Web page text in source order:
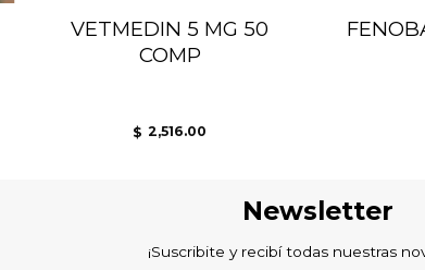
VETMEDIN 5 MG 50
COMP
$ 2,516.00
Newsletter
¡Suscribite y recibí todas nuestras